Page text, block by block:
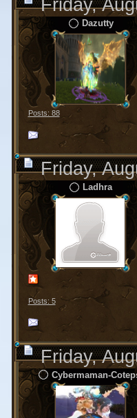
Friday,
Dazutty
Posts: 88
Friday,
Ladhra
Posts: 5
Friday,
Cybermaman-